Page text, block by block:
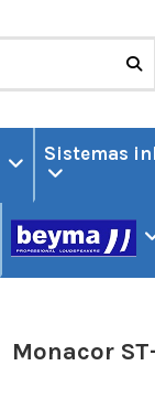
Sistemas
Monacor